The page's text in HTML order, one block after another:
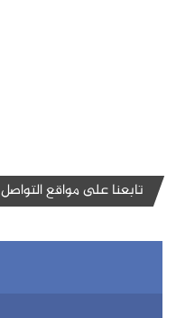
تابعنا على مواقع التواصل